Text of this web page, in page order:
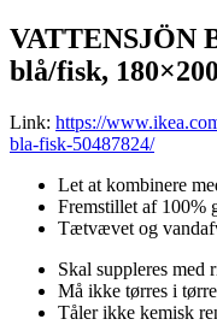
VATTENSJÖN
blå/fisk,
Link: https://
bla-fisk-50487824/
Let at kombinere
Fremstillet af 100%
Tætvævet og
Skal suppleres med
Må ikke tørres i
Tåler ikke kemisk